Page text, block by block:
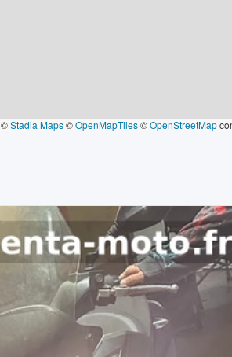
©Stadia Maps©OpenMapTiles©OpenStreetMap